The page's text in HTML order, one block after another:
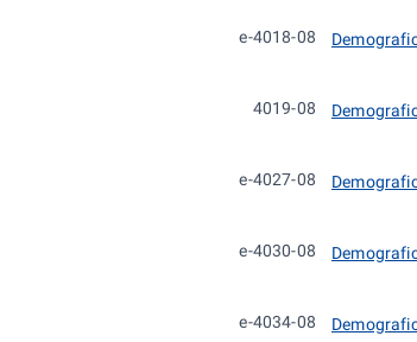
e-4018-08
4019-08
e-4027-08
e-4030-08
e-4034-08